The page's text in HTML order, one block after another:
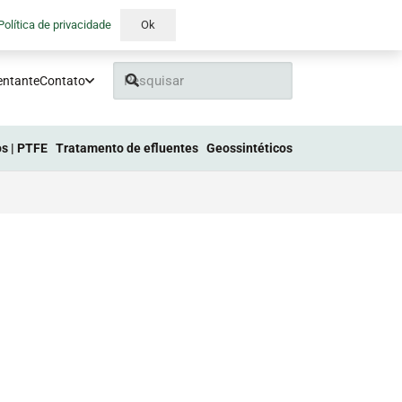
Contato
| PTFE Tratamento de efluentes Geossintéticos
de privacidade Ok